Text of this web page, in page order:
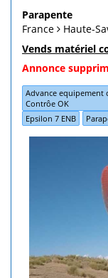
Parapente
France
Haute-
Vends matériel
Annonce
Advance equipement
Contrôe OK
Epsilon 7 ENB